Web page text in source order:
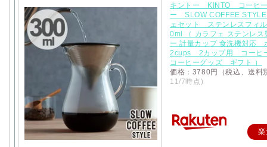
キントー KINTO コーヒ
ー SLOW COFFEE
ェセット ステンレスフィ
0ml （ カラフェ ステンレス
ー 計量カップ 食洗機対
2cups 2カップ用 コー
コーヒーグッズ ギフト ）
価格：3780円（税込、送料
11/7時点)